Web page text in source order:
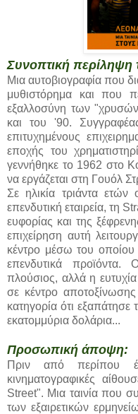
Συνοπτική περίληψη
Μια αυτοβιογραφία που
μυθιστόρημα και που
εξαλλοσύνη των
και του '90.
επιτυχημένους
εποχής του
γεννήθηκε το 1962 στο
να εργάζεται στη Γουόλ
Σε ηλικία τριάντα
επενδυτική εταιρεία, τη
ευφορίας και της
επιχείρηση αυτή
κέντρο μέσω του
επενδυτικά
πλούσιος, αλλά η
σε κέντρο
κατηγορία ότι
εκατομμύρια δολάρια...
Προσωπική άποψη:
Πριν από περίπου
κινηματογραφικές
Street". Μια ταινία που
των εξαιρετικών